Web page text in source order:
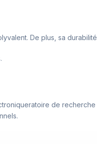
De plus, sa
de recherche